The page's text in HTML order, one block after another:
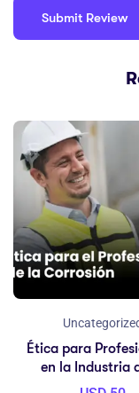
Ética para
en la Industria
Corrosión –